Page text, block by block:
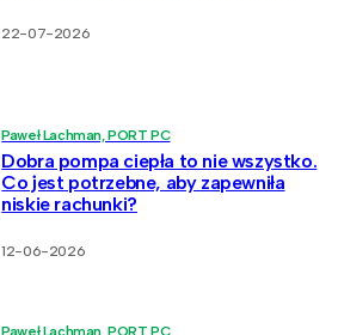
22-07-2026
Paweł Lachman, PORT PC
Dobra pompa ciepła to nie wszystko.
Co jest potrzebne, aby zapewniła
niskie rachunki?
12-06-2026
Paweł Lachman, PORT PC